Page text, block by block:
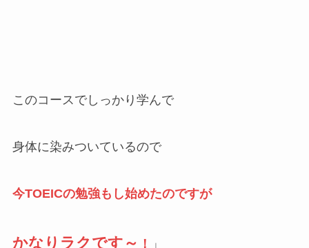
このコースでしっかり学んで
身体に染みついているので
今TOEICの勉強もし始めたのですが
かなりラクです～ ！ 」